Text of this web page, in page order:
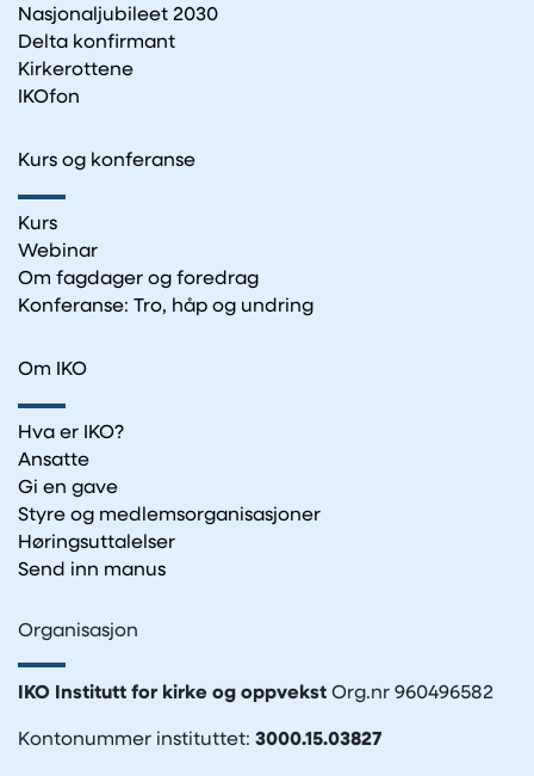
Nasjonaljubileet 2030
Delta konfirmant
Kirkerottene
IKOfon
Kurs og konferanse
Kurs
Webinar
Om fagdager og foredrag
Konferanse: Tro, håp og undring
Om IKO
Hva er IKO?
Ansatte
Gi en gave
Styre og medlemsorganisasjoner
Høringsuttalelser
Send inn manus
Organisasjon
IKO Institutt for kirke og oppvekst Org.nr 960496582
Kontonummer instituttet: 3000.15.03827